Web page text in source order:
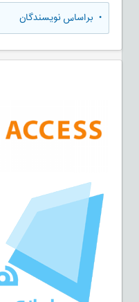
• براساس نویسندگان